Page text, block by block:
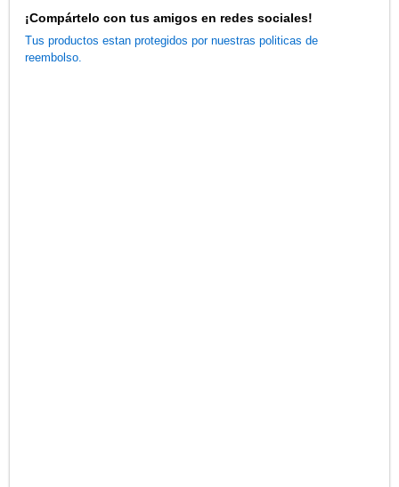
¡Compártelo con tus amigos en redes sociales!
Tus productos estan protegidos por nuestras politicas de
reembolso.